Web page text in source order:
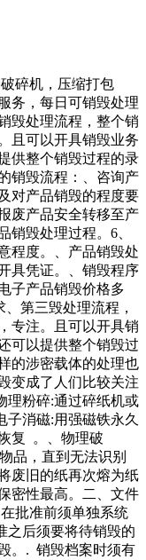
碎机，压缩打包
务，每日可销毁处理
毁处理流程，整个销
且可以开具销毁业务
供整个销毁过程的录
销毁流程：、咨询产
对产品销毁的程度要
废产品安全转移至产
销毁处理过程。6、
程度。、产品销毁处
具凭证。、销毁程序
子产品销毁价格多
第三毁处理流程，
专注。且可以开具销
可以提供整个销毁过
的涉密载体的处理也
变成了人们比较关注
理粉碎:通过碎纸机或
子消磁:用强磁铁永久
复 。、物理破
品，直到无法识别
废旧的纸再次熔为纸
密性最高。二、文件
批准前须单独系统
之后须要将待销毁的
。. 销毁档案时须有